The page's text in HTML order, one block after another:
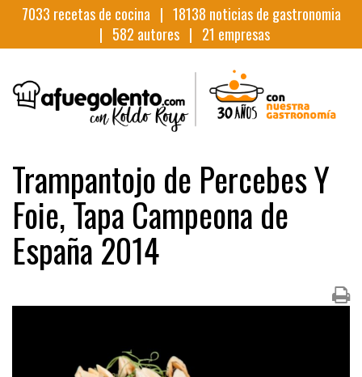
7033 recetas de cocina | 18138 noticias de gastronomia
| 582 autores | 21 empresas
Trampantojo de Percebes Y
Foie, Tapa Campeona de
España 2014